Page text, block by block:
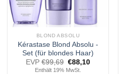
BLOND ABSOLU
Kérastase Blond Absolu -
Set (für blondes Haar)
EVP €99,69 Ursprünglicher
Preis
€88,10Aktueller
Enthält 19% MwSt.